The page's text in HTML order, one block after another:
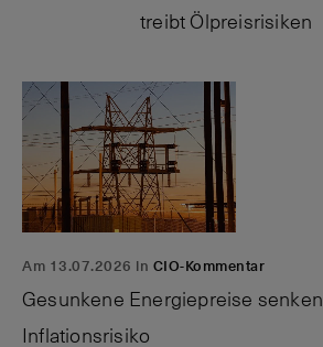
treibt Ölpreisrisiken
Am 13.07.2026 in CIO-Kommentar
Gesunkene Energiepreise senken
Inflationsrisiko